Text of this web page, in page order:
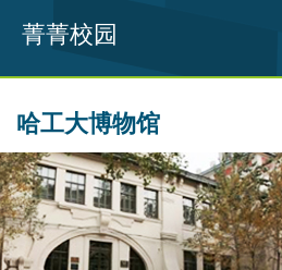
菁菁校园
哈工大博物馆